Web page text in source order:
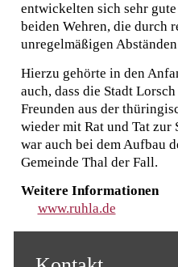
entwickelten sich sehr
beiden Wehren, die durch
unregelmäßigen
Hierzu gehörte in den
auch, dass die Stadt
Freunden aus der
wieder mit Rat und Tat zur
war auch bei dem Aufbau
Gemeinde Thal der Fall.
Weitere Informationen
www.ruhla.de